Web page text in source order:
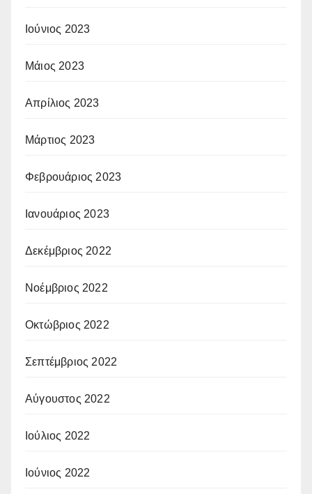
Ιούνιος 2023
Μάιος 2023
Απρίλιος 2023
Μάρτιος 2023
Φεβρουάριος 2023
Ιανουάριος 2023
Δεκέμβριος 2022
Νοέμβριος 2022
Οκτώβριος 2022
Σεπτέμβριος 2022
Αύγουστος 2022
Ιούλιος 2022
Ιούνιος 2022